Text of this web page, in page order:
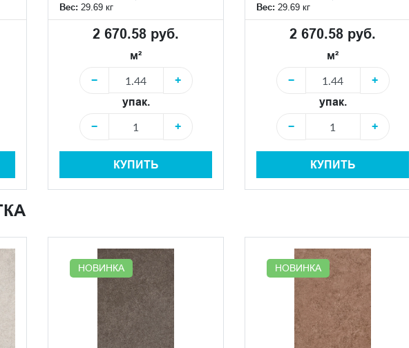
Вес: 29.69 кг
2 670.58 руб.
м²
−
+
упак.
−
+
КУПИТЬ
Вес: 29.69 кг
2 670.58 руб.
м²
−
+
упак.
−
+
КУПИТЬ
НОВИНКА НОВИНКА